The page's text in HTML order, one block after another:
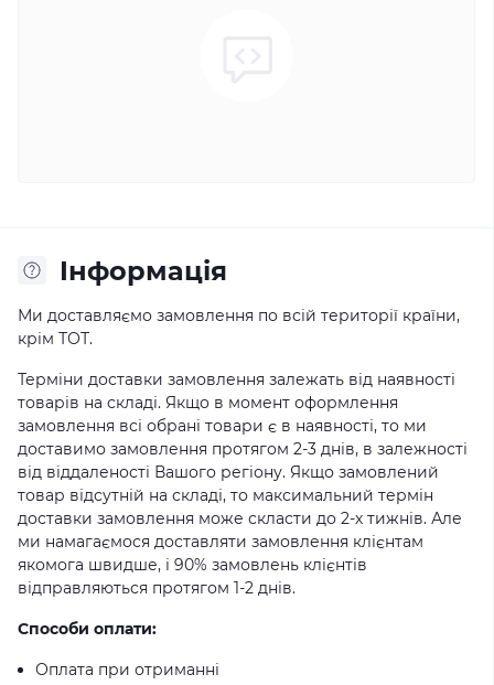
Iнформація
Ми доставляємо замовлення по всій території країни,
крім ТОТ.
Терміни доставки замовлення залежать від наявності
товарів на складі. Якщо в момент оформлення
замовлення всі обрані товари є в наявності, то ми
доставимо замовлення протягом 2-3 днів, в залежності
від віддаленості Вашого регіону. Якщо замовлений
товар відсутній на складі, то максимальний термін
доставки замовлення може скласти до 2-х тижнів. Але
ми намагаємося доставляти замовлення клієнтам
якомога швидше, і 90% замовлень клієнтів
відправляються протягом 1-2 днів.
Способи оплати:
Оплата при отриманні